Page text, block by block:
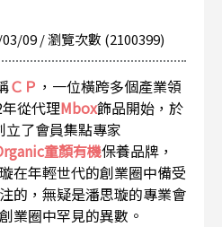
09 / 瀏覽次數 (2100399)
ＣＰ ，一位橫跨多個產業領
從代理Mbox飾品開始，於
了會員集點專家
童顏有機保養品牌，
在年輕世代的創業圈中備受
的，無疑是潘思璇的專業會
業圈中罕見的異數。